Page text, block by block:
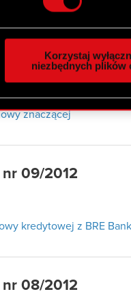
Wykorzystujemy pliki
społecznościowym,
otrzymanymi od Ciebie
zgadasz się na używanie
Korzystaj
niezbędnych plików
10/2012
znaczącej
nr 09/2012
kredytowej z BRE
08/2012